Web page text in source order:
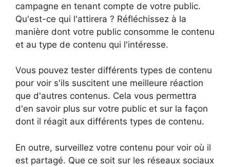
campagne en tenant compte de votre public.
Qu'est-ce qui l'attirera ? Réfléchissez à la
manière dont votre public consomme le contenu
et au type de contenu qui l'intéresse.
Vous pouvez tester différents types de contenu
pour voir s'ils suscitent une meilleure réaction
que d'autres contenus. Cela vous permettra
d'en savoir plus sur votre public et sur la façon
dont il réagit aux différents types de contenu.
En outre, surveillez votre contenu pour voir où il
est partagé. Que ce soit sur les réseaux sociaux